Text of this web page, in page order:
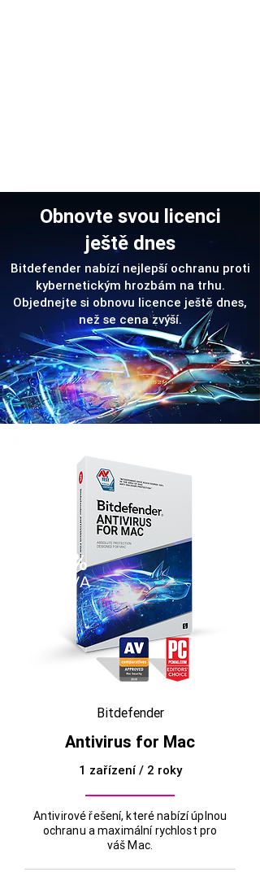
Obnovte svou licenci
ještě dnes
Bitdefender nabízí nejlepší ochranu proti
kybernetickým hrozbám na trhu.
Objednejte si obnovu licence ještě dnes,
než se cena zvýší.
SLEVA
35%
Bitdefender
Antivirus for Mac
1 zařízení / 2 roky
Antivirové řešení, které nabízí úplnou
ochranu a maximální rychlost pro
váš Mac.